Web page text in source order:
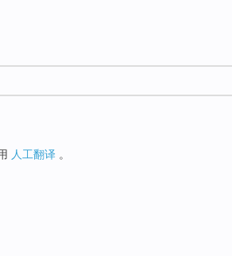
人工翻译 。